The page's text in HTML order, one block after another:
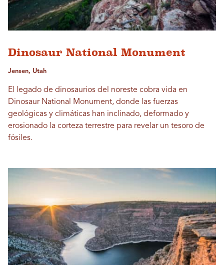
Dinosaur National Monument
Jensen, Utah
El legado de dinosaurios del noreste cobra vida en
Dinosaur National Monument, donde las fuerzas
geológicas y climáticas han inclinado, deformado y
erosionado la corteza terrestre para revelar un tesoro de
fósiles.